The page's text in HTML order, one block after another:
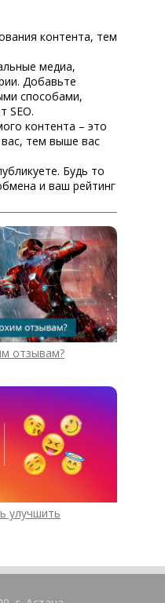
контента, тем
медиа,
Добавьте
способами,
SEO.
контента – это
тем выше вас
Будь то
и ваш рейтинг
отзывам?
улучшить